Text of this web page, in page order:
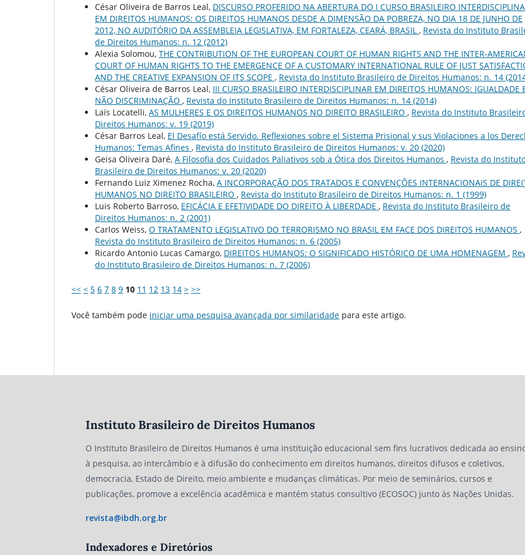
César Oliveira de Barros Leal, DISCURSO PROFERIDO NA ABERTURA DO I CURSO BRASILEIRO
EM DIREITOS HUMANOS: OS DIREITOS HUMANOS DESDE A DIMENSÃO DA POBREZA, NO DIA 18 DE JUNHO DE
2012, NO AUDITÓRIO DA ASSEMBLEIA LEGISLATIVA, EM FORTALEZA, CEARÁ, BRASIL , Revista do Instituto
de Direitos Humanos: n. 12 (2012)
Alexia Solomou, THE CONTRIBUTION OF THE EUROPEAN COURT OF HUMAN RIGHTS AND THE INTER-
COURT OF HUMAN RIGHTS TO THE EMERGENCE OF A CUSTOMARY INTERNATIONAL RULE OF JUST
AND THE CREATIVE EXPANSION OF ITS SCOPE , Revista do Instituto Brasileiro de Direitos Humanos: n. 14
César Oliveira de Barros Leal, III CURSO BRASILEIRO INTERDISCIPLINAR EM DIREITOS HUMANOS: IGUALDADE
NÃO DISCRIMINAÇÃO , Revista do Instituto Brasileiro de Direitos Humanos: n. 14 (2014)
Laís Locatelli, AS MULHERES E OS DIREITOS HUMANOS NO DIREITO BRASILEIRO , Revista do Instituto
Direitos Humanos: v. 19 (2019)
César Barros Leal, El Desafío está Servido. Reflexiones sobre el Sistema Prisional y sus Violaciones a los
Humanos: Temas Afines , Revista do Instituto Brasileiro de Direitos Humanos: v. 20 (2020)
Geisa Oliveira Daré, A Filosofia dos Cuidados Paliativos sob a Ótica dos Direitos Humanos , Revista do
Brasileiro de Direitos Humanos: v. 20 (2020)
Fernando Luiz Ximenez Rocha, A INCORPORAÇÃO DOS TRATADOS E CONVENÇÕES INTERNACIONAIS DE
HUMANOS NO DIREITO BRASILEIRO , Revista do Instituto Brasileiro de Direitos Humanos: n. 1 (1999)
Luis Roberto Barroso, EFICÁCIA E EFETIVIDADE DO DIREITO À LIBERDADE , Revista do Instituto Brasileiro de
Direitos Humanos: n. 2 (2001)
Carlos Weiss, O TRATAMENTO LEGISLATIVO DO TERRORISMO NO BRASIL EM FACE DOS DIREITOS HUMANOS ,
Revista do Instituto Brasileiro de Direitos Humanos: n. 6 (2005)
Ricardo Antonio Lucas Camargo, DIREITOS HUMANOS: O SIGNIFICADO HISTÓRICO DE UMA HOMENAGEM ,
do Instituto Brasileiro de Direitos Humanos: n. 7 (2006)
<< < 5 6 7 8 9 10 11 12 13 14 > >>
Você também pode iniciar uma pesquisa avançada por similaridade para este artigo.
Instituto Brasileiro de Direitos Humanos
O Instituto Brasileiro de Direitos Humanos é uma instituição educacional sem fins lucrativos dedicada ao
à pesquisa, ao intercâmbio e à difusão do conhecimento em direitos humanos, direitos difusos e coletivos,
democracia, Estado de Direito, meio ambiente e mudanças climáticas. Por meio de seminários, cursos e
publicações, promove a excelência acadêmica e mantém status consultivo (ECOSOC) junto às Nações Unidas.
revista@ibdh.org.br
Indexadores e Diretórios